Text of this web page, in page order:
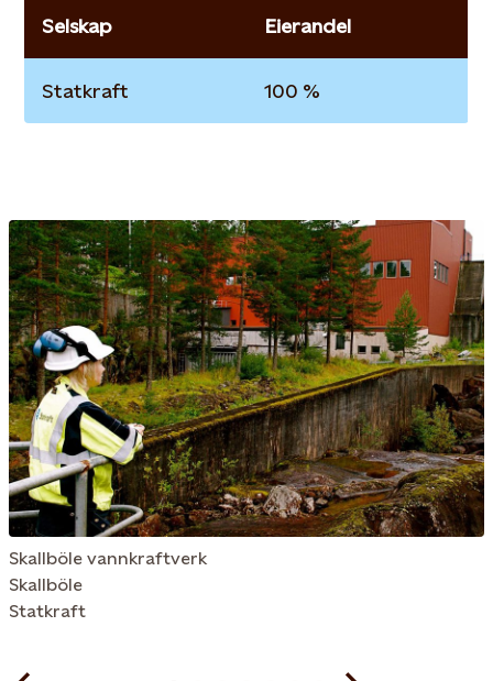
Selskap Eierandel
Statkraft 100 %
Skallböle vannkraftverk
Skallböle
Statkraft